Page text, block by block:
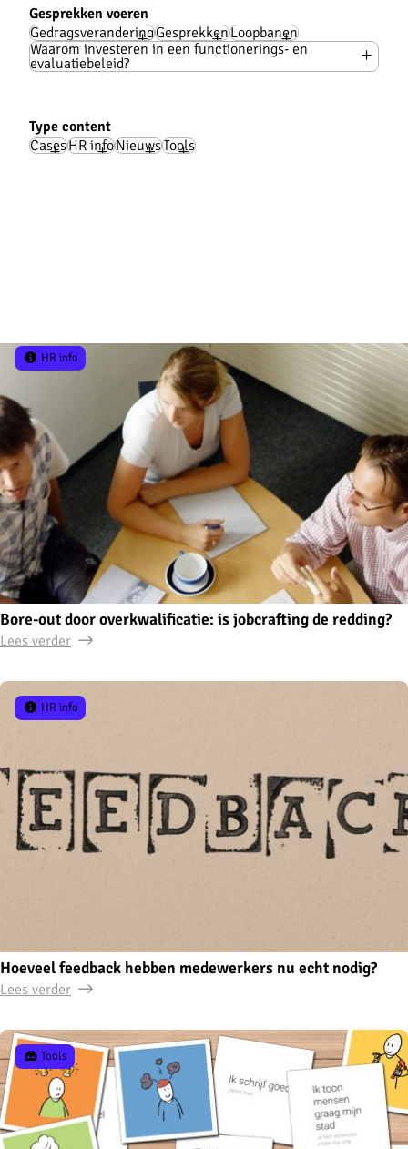
Gesprekken voeren
GedragsveranderingGesprekkenLoopbanen
Waarom investeren in een functionerings- en
evaluatiebeleid?
Type content
CasesHR infoNieuwsTools
HR info
Bore-out door overkwalificatie: is jobcrafting de redding?
HR info
Lees verder
Hoeveel feedback hebben medewerkers nu echt nodig?
HR info
Lees verder
Tools